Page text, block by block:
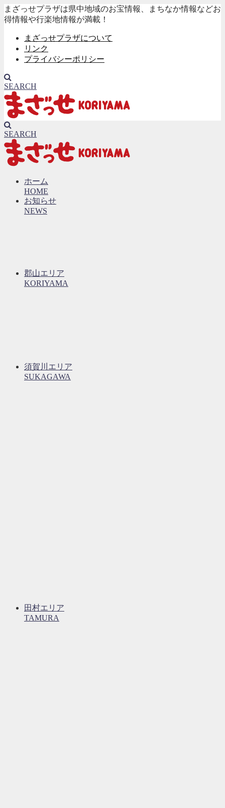
まざっせプラザは県中地域のお宝情報、まちなか情報などお
得情報や行楽地情報が満載！
まざっせプラザについて
リンク
プライバシーポリシー
SEARCH
SEARCH
ホーム
HOME
お知らせ
NEWS
郡山エリア
KORIYAMA
須賀川エリア
SUKAGAWA
田村エリア
TAMURA